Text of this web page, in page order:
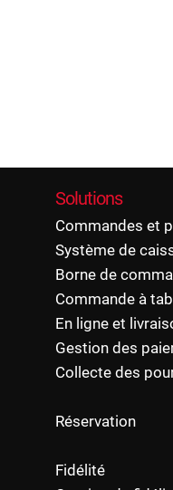
Solutions
Commandes et
Système de
Borne de
Commande à
En ligne et
Gestion des
Collecte des
Réservation
Fidélité